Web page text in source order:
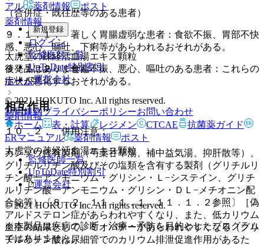
薬剤情報
太虎堂の疎経活血湯エキス顆粒
後発品はありません
ホーム
薬剤情報
太虎堂の疎経活血湯エキス顆粒
（合併症・既往歴等のある患者）
９．１．１． 著しく胃腸虚弱な患者：食欲不振、胃部不快
感、悪心、嘔吐、下痢等があらわれるおそれがある。
９．１．２． 食欲不振、悪心、嘔吐のある患者：これらの
症状が悪化するおそれがある。
相互作用
１０．２． 併用注意：
カンゾウ含有製剤（芍薬甘草湯、補中益気湯、抑肝散等）、
グリチルリチン酸及びその塩類を含有する製剤（グリチルリ
チン酸一アンモニウム・グリシン・Ｌ−システイン、グリチ
ルリチン酸一アンモニウム・グリシン・ＤＬ−メチオニン配
合錠等）〔８．２、１１．１．１、１１．１．２参照〕［偽
アルドステロン症があらわれやすくなり、また、低カリウム
血症の結果として、ミオパチーがあらわれやすくなる（グリ
チルリチン酸は尿細管でのカリウム排泄促進作用があるた
アル
薬剤情報 ポスト
新規登録
ログイン
監修医師一覧
UpToDate特別割引
運営会社
© 2021 HOKUTO Inc. All rights reserved.
利用規約プライバシーポリシーお問い合わせ
ホーム
表・計算 レジメン CTCAE
抗菌薬ガイド
ERマニュアル
薬剤情報 ポスト
監修医師一覧
UpToDate特別割引
運営会社
© 2021 HOKUTO Inc. All rights reserved.
※本製品は疾病の診断・治療・予防を目的としたプログラム
ではありません。